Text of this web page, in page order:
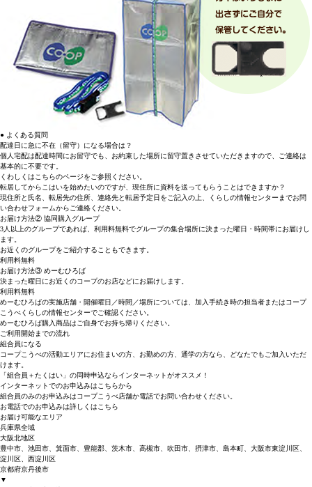
● よくある質問
配達日に急に不在（留守）になる場合は？
個人宅配は配達時間にお留守でも、お約束した場所に留守置きさせていただきますので、ご連絡は
基本的に不要です。
くわしくはこちらのページをご参照ください。
転居してからこはいを始めたいのですが、現住所に資料を送ってもらうことはできますか？
現住所と氏名、転居先の住所、連絡先と転居予定日をご記入の上、くらしの情報センターまでお問
い合わせフォームからご連絡ください。
お届け方法② 協同購入グループ
3人以上のグループであれば、利用料無料でグループの集合場所に決まった曜日・時間帯にお届けし
ます。
お近くのグループをご紹介することもできます。
利用料無料
お届け方法③ めーむひろば
決まった曜日にお近くのコープのお店などにお届けします。
利用料無料
めーむひろばの実施店舗・開催曜日／時間／場所については、加入手続き時の担当者またはコープ
こうべくらしの情報センターでご確認ください。
めーむひろば購入商品はご自身でお持ち帰りください。
ご利用開始までの流れ
組合員になる
コープこうべの活動エリアにお住まいの方、お勤めの方、通学の方なら、どなたでもご加入いただ
けます。
「組合員＋たくはい」の同時申込ならインターネットがオススメ！
インターネットでのお申込みはこちらから
組合員のみのお申込みはコープこうべ店舗か電話でお問い合わせください。
お電話でのお申込みは詳しくはこちら
お届け可能なエリア
兵庫県全域
大阪北地区
豊中市、池田市、箕面市、豊能郡、茨木市、高槻市、吹田市、摂津市、島本町、大阪市東淀川区、
淀川区、西淀川区
京都府京丹後市
▼